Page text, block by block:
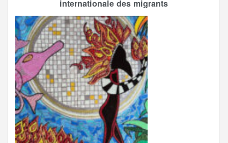
internationale des migrants